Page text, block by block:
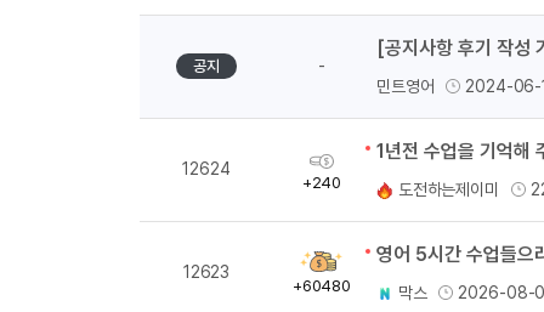
공지 -
[공지사항 후기 작성
민트영어 2024-06-
12624
획
득
+240
1년전 수업을 기억해
도전하는제이미
12623
획
득
+60480 막스 2026-08-